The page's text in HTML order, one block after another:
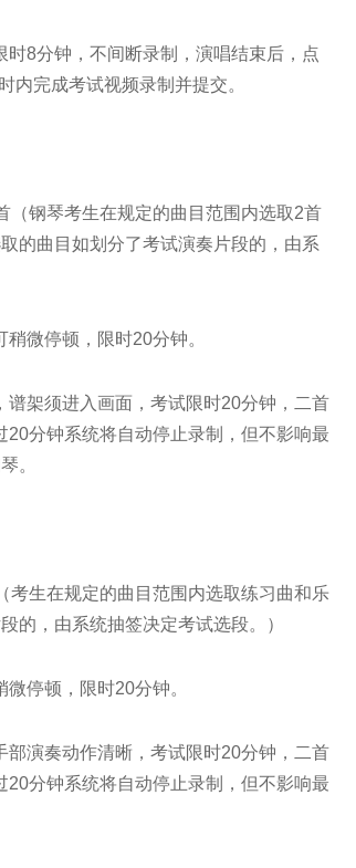
8分钟，不间断录制，演唱结束后，点
内完成考试视频录制并提交。
钢琴考生在规定的曲目范围内选取2首
的曲目如划分了考试演奏片段的，由系
微停顿，限时20分钟。
架须进入画面，考试限时20分钟，二首
分钟系统将自动停止录制，但不影响最
。
生在规定的曲目范围内选取练习曲和乐
的，由系统抽签决定考试选段。）
停顿，限时20分钟。
演奏动作清晰，考试限时20分钟，二首
分钟系统将自动停止录制，但不影响最